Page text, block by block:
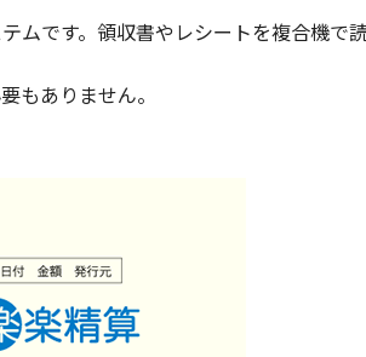
ムです。領収書やレシートを複合機で
もありません。